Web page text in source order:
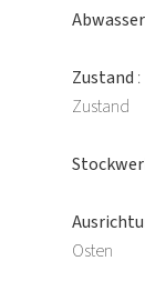
Abwasser
Zustand
Zustand
Osten